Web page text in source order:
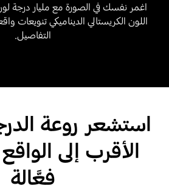
اغمر نفسك في الصورة مع مليار درجة
اللون الكريستالي الديناميكي تنويعات
التفاصيل.
استشعر روعة
فعَّالة